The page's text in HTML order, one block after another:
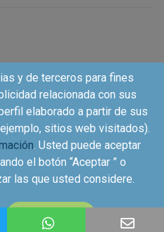
rights reserved, Calle Iriarte
y de terceros para fines
relacionada con sus
elaborado a partir de sus
sitios web visitados).
. Usted puede aceptar
el botón “Aceptar ” o
las que usted considere.
ACEPTAR